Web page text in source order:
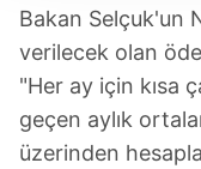
takdirde,
gösterilmeyecektir."
Sizlere daha iyi bir
Sitemizde
kullanılmaktadır. Bu
Bakan Selçuk'un
verilecek olan
"Her ay için kısa
geçen aylık
üzerinden